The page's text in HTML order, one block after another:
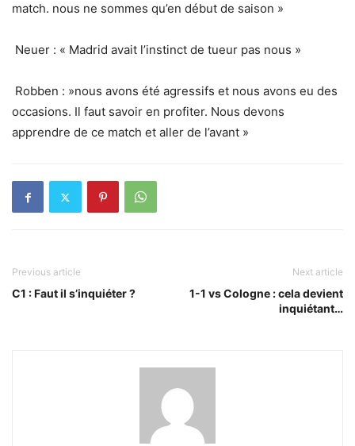
match. nous ne sommes qu’en début de saison »
Neuer : « Madrid avait l’instinct de tueur pas nous »
Robben : »nous avons été agressifs et nous avons eu des
occasions. Il faut savoir en profiter. Nous devons
apprendre de ce match et aller de l’avant »
Previous article
C1 : Faut il s’inquiéter ?
Next article
1-1 vs Cologne : cela devient
inquiétant…